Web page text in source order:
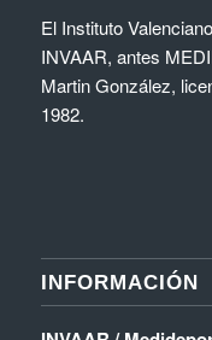
El Instituto
INVAAR, antes
Martin González,
1982.
INFORMACIÓN